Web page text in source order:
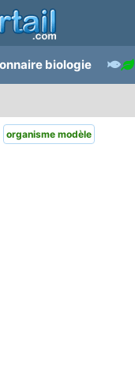
biologie
organisme modèle